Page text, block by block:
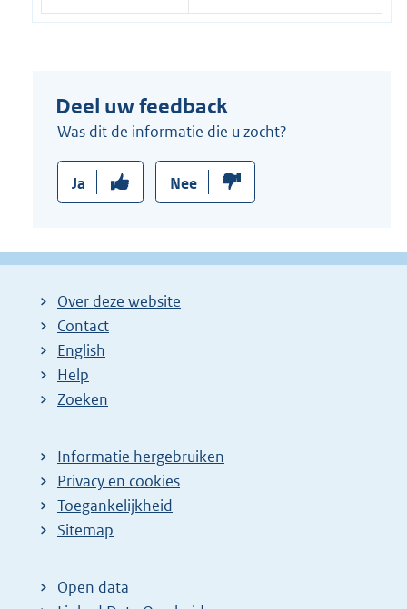
Deel uw feedback
Was dit de informatie die u zocht?
Ja Nee
Over deze website
Contact
English
Help
Zoeken
Informatie hergebruiken
Privacy en cookies
Toegankelijkheid
Sitemap
Open data